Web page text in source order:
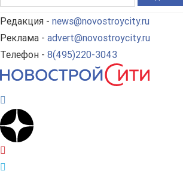
Редакция - news@novostroycity.ru
Реклама - advert@novostroycity.ru
Телефон - 8(495)220-3043